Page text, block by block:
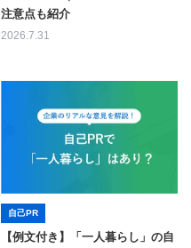
注意点も紹介
2026.7.31
自己PR
【例文付き】「一人暮らし」の自